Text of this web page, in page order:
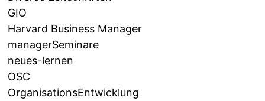
GIO
Harvard Business Manager
managerSeminare
neues-lernen
OSC
OrganisationsEntwicklung